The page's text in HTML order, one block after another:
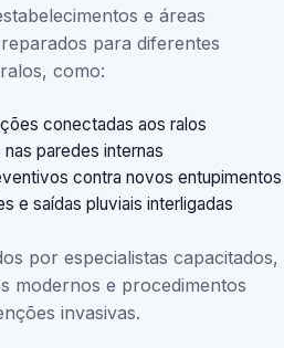
e áreas
para diferentes
como:
conectadas aos ralos
paredes internas
contra novos entupimentos
e saídas pluviais interligadas
por especialistas capacitados,
modernos e procedimentos
invasivas.